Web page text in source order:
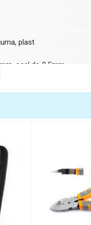
plast
ocel do 0,5mm